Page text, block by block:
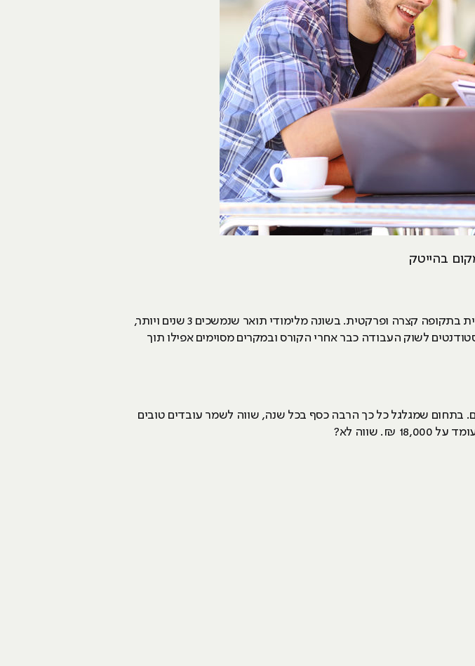
בהייטק
בהמשך למגוון שדיברנו עליו קודם, לימודי היי טק מציעים הכשרה מקצועית בתקופה קצרה ופרקטית. בשונה מלימודי תואר שנמשכים 3 שנים ויותר,
לשוק העבודה כבר אחרי הקורס ובמקרים מסוימים אפילו תוך
בתחום שמגלגל כל כך הרבה כסף בכל שנה, שווה לשמר עובדים טובים
שווה לא?